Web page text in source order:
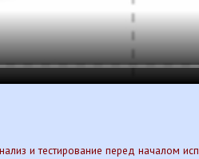
и тестирование перед началом